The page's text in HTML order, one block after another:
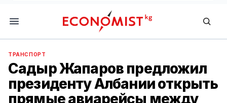
Economist.kg
ТРАНСПОРТ
Садыр Жапаров предложил
президенту Албании открыть
прямые авиарейсы между